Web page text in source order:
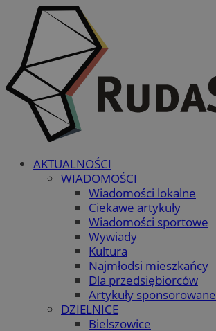
AKTUALNOŚCI
WIADOMOŚCI
Wiadomości lokalne
Ciekawe artykuły
Wiadomości sportowe
Wywiady
Kultura
Najmłodsi mieszkańcy
Dla przedsiębiorców
Artykuły sponsorowane
DZIELNICE
Bielszowice